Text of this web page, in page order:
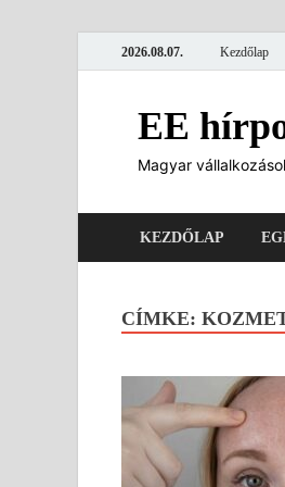
2026.08.07. Kezdőlap
EE
Magyar
KEZDŐLAP
CÍMKE: